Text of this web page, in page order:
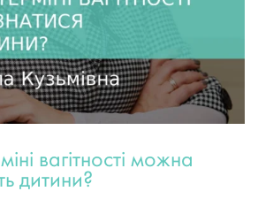
вагітності можна
дитини?